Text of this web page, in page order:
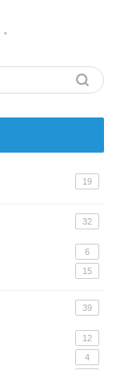
19
32
6
15
39
12
4